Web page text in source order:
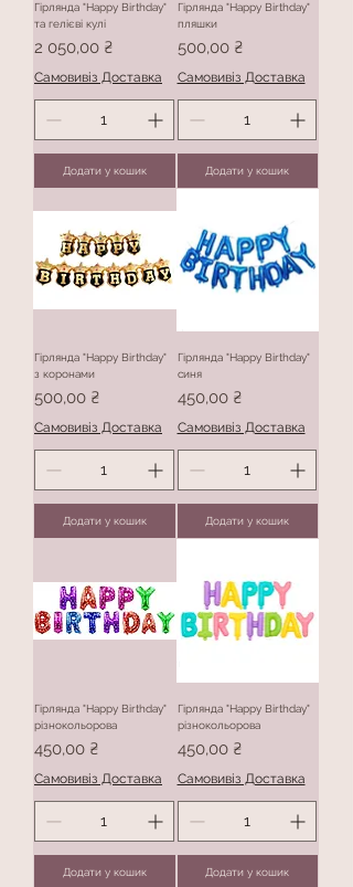
Гірлянда "Happy Birthday"
та гелієві кулі
Ціна
2 050,00 ₴
Самовивіз Доставка
Додати у кошик
Гірлянда "Happy Birthday"
пляшки
Ціна
500,00 ₴
Самовивіз Доставка
Додати у кошик
Гірлянда "Happy Birthday"
з коронами
Ціна
500,00 ₴
Самовивіз Доставка
Додати у кошик
Гірлянда "Happy Birthday"
синя
Ціна
450,00 ₴
Самовивіз Доставка
Додати у кошик
Гірлянда "Happy Birthday"
різнокольорова
Ціна
450,00 ₴
Самовивіз Доставка
Додати у кошик
Гірлянда "Happy Birthday"
різнокольорова
Ціна
450,00 ₴
Самовивіз Доставка
Додати у кошик